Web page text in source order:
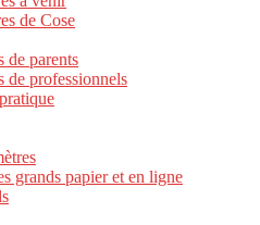
de Cose
de parents
de professionnels
grands papier et en ligne